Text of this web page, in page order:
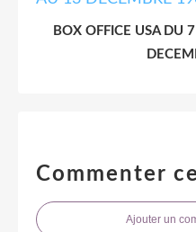
BOX OFFICE USA DU
Commenter
Ajouter un